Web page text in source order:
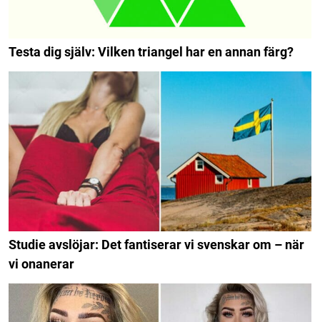
Testa dig själv: Vilken triangel har en annan färg?
Studie avslöjar: Det fantiserar vi svenskar om – när
vi onanerar